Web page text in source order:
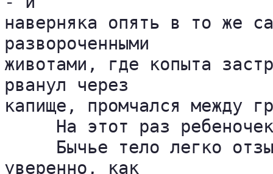
наверняка опять в то же
развороченными
животами, где копыта
рванул через
капище, промчался между
На этот раз
Бычье тело легко
уверенно, как